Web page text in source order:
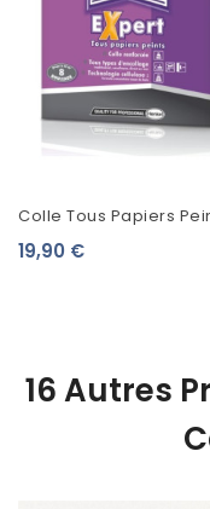
Colle Tous Papiers
Metylan Expert
19,90 €
16 Autres